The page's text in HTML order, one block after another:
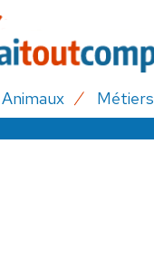
Animaux Métiers